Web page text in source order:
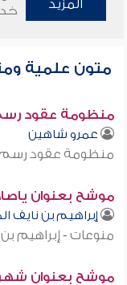
المزيد
متون علمية
منظومة عقود
عمرو شاهين
منظومة عقود
موشح بعنوان
إبراهيم بن نايف
منوعات - إبراهيم
موشح بعنوان